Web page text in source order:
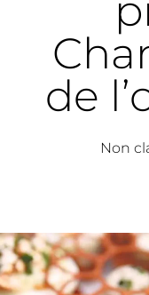
de
Non